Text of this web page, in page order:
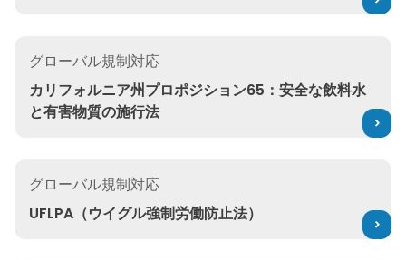
グローバル規制対応
カリフォルニア州プロポジション65：安全な飲料水
と有害物質の施行法
グローバル規制対応
UFLPA（ウイグル強制労働防止法）